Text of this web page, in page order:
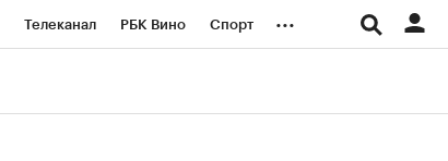
Телеканал РБК Вино Спорт ...